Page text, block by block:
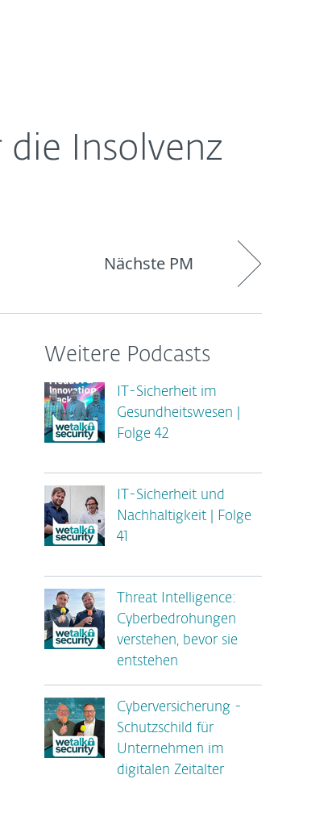
Insolvenz
Nächste PM
Weitere Podcasts
IT-Sicherheit im
Gesundheitswesen |
Folge 42
IT-Sicherheit und
Nachhaltigkeit | Folge
41
Threat Intelligence:
Cyberbedrohungen
verstehen, bevor sie
entstehen
Cyberversicherung -
Schutzschild für
Unternehmen im
digitalen Zeitalter